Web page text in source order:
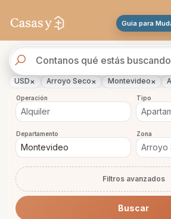
Guia para
de
propiedades
USD× Arroyo Seco× Montevideo×
Operación Tipo
Departamento Zona
Filtros avanzados
Buscar